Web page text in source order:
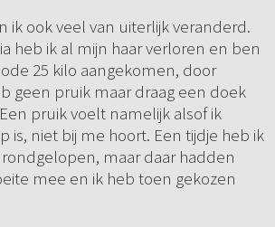
ik ook veel van uiterlijk veranderd.
heb ik al mijn haar verloren en ben
25 kilo aangekomen, door
geen pruik maar draag een doek
pruik voelt namelijk alsof ik
is, niet bij me hoort. Een tijdje heb ik
maar daar hadden
mee en ik heb toen gekozen